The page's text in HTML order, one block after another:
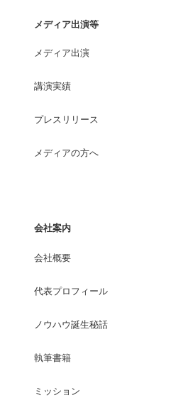
メディア出演等
メディア出演
講演実績
プレスリリース
メディアの方へ
会社案内
会社概要
代表プロフィール
ノウハウ誕生秘話
執筆書籍
ミッション